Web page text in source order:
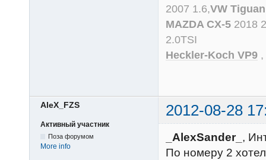
2007 1.6,VW
MAZDA CX-5 2018
2.0TSI
Heckler-Koch VP9 ,
AleX_FZS 2012-08-28
Активный участник
Поза форумом
More info
_AlexSander_ ,
По номеру 2